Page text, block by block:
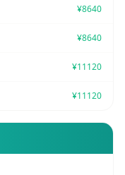
¥8640
¥8640
¥11120
¥11120